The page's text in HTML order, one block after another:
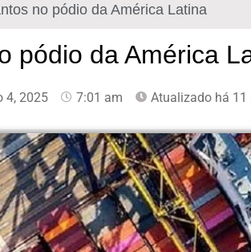
Mercado LivreAutoprodução
Eólica
no pódio da América Latina
pódio da América
4, 2025 7:01 am Atualizado há 11